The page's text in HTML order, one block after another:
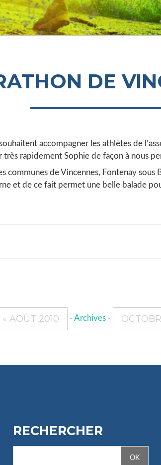
DE
accompagner les athlètes de
rapidement Sophie de façon à nous
communes de Vincennes, Fontenay
et de ce fait permet une belle balade
« AOÛT 2010 -Archives -
RECHERCHER